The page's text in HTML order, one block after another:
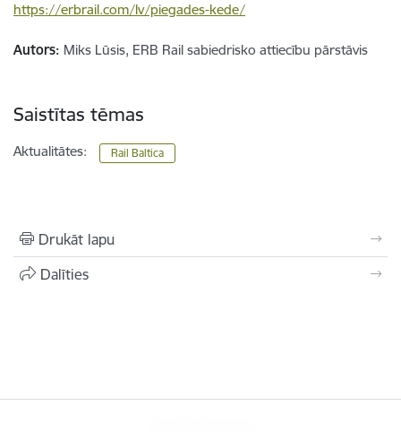
https://erbrail.com/lv/piegades-kede/
Autors: Miks Lūsis, ERB Rail sabiedrisko attiecību pārstāvis
Saistītas tēmas
Aktualitātes: Rail Baltica
Drukāt lapu
Dalīties